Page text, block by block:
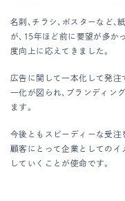
名刺、チラシ、ポスターなど
が、15年ほど前に要望が多か
度向上に応えてきました。
広告に関して一本化して発注
一化が図られ、ブランディン
ます。
今後ともスピーディーな受注
顧客にとって企業としてのイ
していくことが使命です。